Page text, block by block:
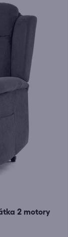
2 motory